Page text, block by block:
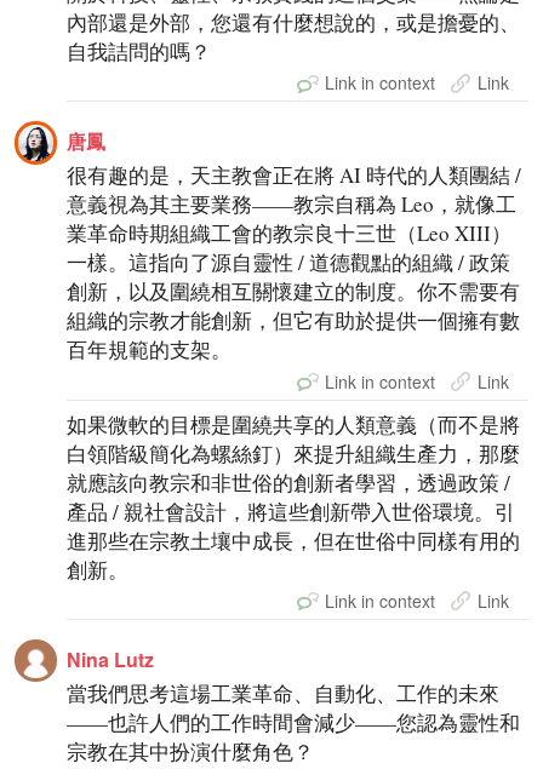
內部還是外部，您還有什麼想說的，或是擔憂的、
自我詰問的嗎？
Link in context Link
唐鳳
很有趣的是，天主教會正在將 AI 時代的人類團結 /
意義視為其主要業務——教宗自稱為 Leo，就像工
業革命時期組織工會的教宗良十三世（Leo XIII）
一樣。這指向了源自靈性 / 道德觀點的組織 / 政策
創新，以及圍繞相互關懷建立的制度。你不需要有
組織的宗教才能創新，但它有助於提供一個擁有數
百年規範的支架。
Link in context Link
如果微軟的目標是圍繞共享的人類意義（而不是將
白領階級簡化為螺絲釘）來提升組織生產力，那麼
就應該向教宗和非世俗的創新者學習，透過政策 /
產品 / 親社會設計，將這些創新帶入世俗環境。引
進那些在宗教土壤中成長，但在世俗中同樣有用的
創新。
Link in context Link
Nina Lutz
當我們思考這場工業革命、自動化、工作的未來
——也許人們的工作時間會減少——您認為靈性和
宗教在其中扮演什麼角色？